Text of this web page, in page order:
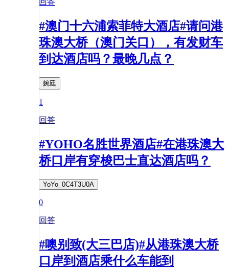
回答
#澳门十六浦索菲特大酒店#请问港
珠澳大桥（澳门关口），有发财车
到达酒店吗？最晚几点？
婉廷
1
回答
#YOHO名胜世界酒店#在港珠澳大
桥口岸有穿梭巴士直达酒店吗？
YoYo_0C4T3U0A
0
回答
#噢别致(大三巴店)#从港珠澳大桥
口岸到酒店乘什么车能到